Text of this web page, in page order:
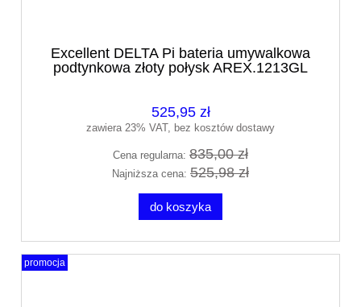
Excellent DELTA Pi bateria umywalkowa
podtynkowa złoty połysk AREX.1213GL
525,95 zł
zawiera 23% VAT, bez kosztów dostawy
Cena regularna: 835,00 zł
Najniższa cena: 525,98 zł
do koszyka
promocja